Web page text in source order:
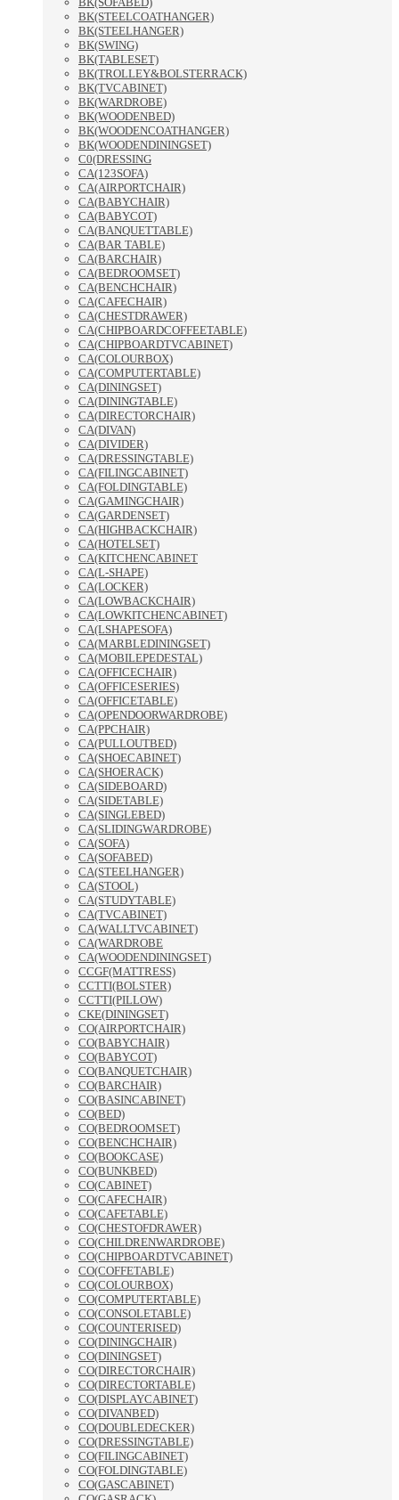
BK(STEELCOATHANGER)
BK(STEELHANGER)
BK(SWING)
BK(TABLESET)
BK(TROLLEY&BOLSTERRACK)
BK(TVCABINET)
BK(WARDROBE)
BK(WOODENBED)
BK(WOODENCOATHANGER)
BK(WOODENDININGSET)
C0(DRESSING
CA(123SOFA)
CA(AIRPORTCHAIR)
CA(BABYCHAIR)
CA(BABYCOT)
CA(BANQUETTABLE)
CA(BAR TABLE)
CA(BARCHAIR)
CA(BEDROOMSET)
CA(BENCHCHAIR)
CA(CAFECHAIR)
CA(CHESTDRAWER)
CA(CHIPBOARDCOFFEETABLE)
CA(CHIPBOARDTVCABINET)
CA(COLOURBOX)
CA(COMPUTERTABLE)
CA(DININGSET)
CA(DININGTABLE)
CA(DIRECTORCHAIR)
CA(DIVAN)
CA(DIVIDER)
CA(DRESSINGTABLE)
CA(FILINGCABINET)
CA(FOLDINGTABLE)
CA(GAMINGCHAIR)
CA(GARDENSET)
CA(HIGHBACKCHAIR)
CA(HOTELSET)
CA(KITCHENCABINET
CA(L-SHAPE)
CA(LOCKER)
CA(LOWBACKCHAIR)
CA(LOWKITCHENCABINET)
CA(LSHAPESOFA)
CA(MARBLEDININGSET)
CA(MOBILEPEDESTAL)
CA(OFFICECHAIR)
CA(OFFICESERIES)
CA(OFFICETABLE)
CA(OPENDOORWARDROBE)
CA(PPCHAIR)
CA(PULLOUTBED)
CA(SHOECABINET)
CA(SHOERACK)
CA(SIDEBOARD)
CA(SIDETABLE)
CA(SINGLEBED)
CA(SLIDINGWARDROBE)
CA(SOFA)
CA(SOFABED)
CA(STEELHANGER)
CA(STOOL)
CA(STUDYTABLE)
CA(TVCABINET)
CA(WALLTVCABINET)
CA(WARDROBE
CA(WOODENDININGSET)
CCGF(MATTRESS)
CCTTI(BOLSTER)
CCTTI(PILLOW)
CKE(DININGSET)
CO(AIRPORTCHAIR)
CO(BABYCHAIR)
CO(BABYCOT)
CO(BANQUETCHAIR)
CO(BARCHAIR)
CO(BASINCABINET)
CO(BED)
CO(BEDROOMSET)
CO(BENCHCHAIR)
CO(BOOKCASE)
CO(BUNKBED)
CO(CABINET)
CO(CAFECHAIR)
CO(CAFETABLE)
CO(CHESTOFDRAWER)
CO(CHILDRENWARDROBE)
CO(CHIPBOARDTVCABINET)
CO(COFFETABLE)
CO(COLOURBOX)
CO(COMPUTERTABLE)
CO(CONSOLETABLE)
CO(COUNTERISED)
CO(DININGCHAIR)
CO(DININGSET)
CO(DIRECTORCHAIR)
CO(DIRECTORTABLE)
CO(DISPLAYCABINET)
CO(DIVANBED)
CO(DOUBLEDECKER)
CO(DRESSINGTABLE)
CO(FILINGCABINET)
CO(FOLDINGTABLE)
CO(GASCABINET)